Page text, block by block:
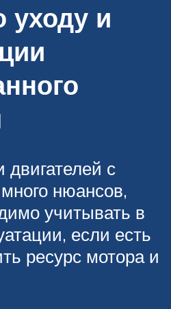
уходу и
с
нюансов,
учитывать в
если есть
ресурс мотора и